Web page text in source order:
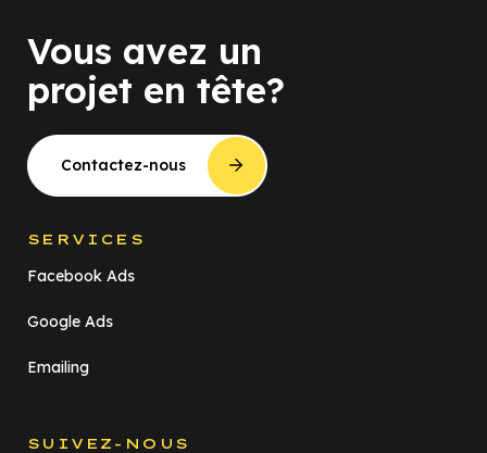
Vous avez un
projet en tête?
Contactez-nous
SERVICES
Facebook Ads
Google Ads
Emailing
SUIVEZ-NOUS